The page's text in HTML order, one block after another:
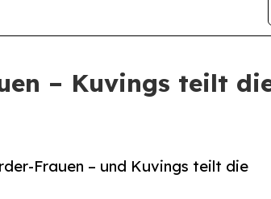
– Kuvings teilt
Frauen – und Kuvings teilt die